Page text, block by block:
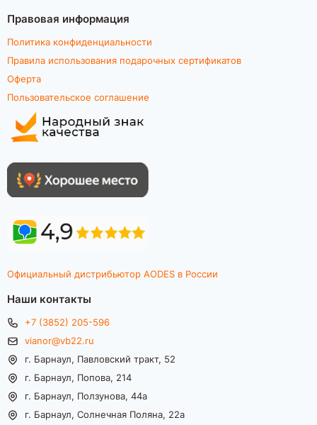
Правовая информация
Политика конфиденциальности
Правила использования подарочных сертификатов
Оферта
Пользовательское соглашение
Официальный дистрибьютор AODES в России
Наши контакты
+7 (3852) 205-596
vianor@vb22.ru
г. Барнаул, Павловский тракт, 52
г. Барнаул, Попова, 214
г. Барнаул, Ползунова, 44а
г. Барнаул, Солнечная Поляна, 22а